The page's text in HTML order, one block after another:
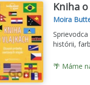
ktoré zaručene
tip: Kompletný kurz
Kniha
Moira
histórii,
🌴 Máme